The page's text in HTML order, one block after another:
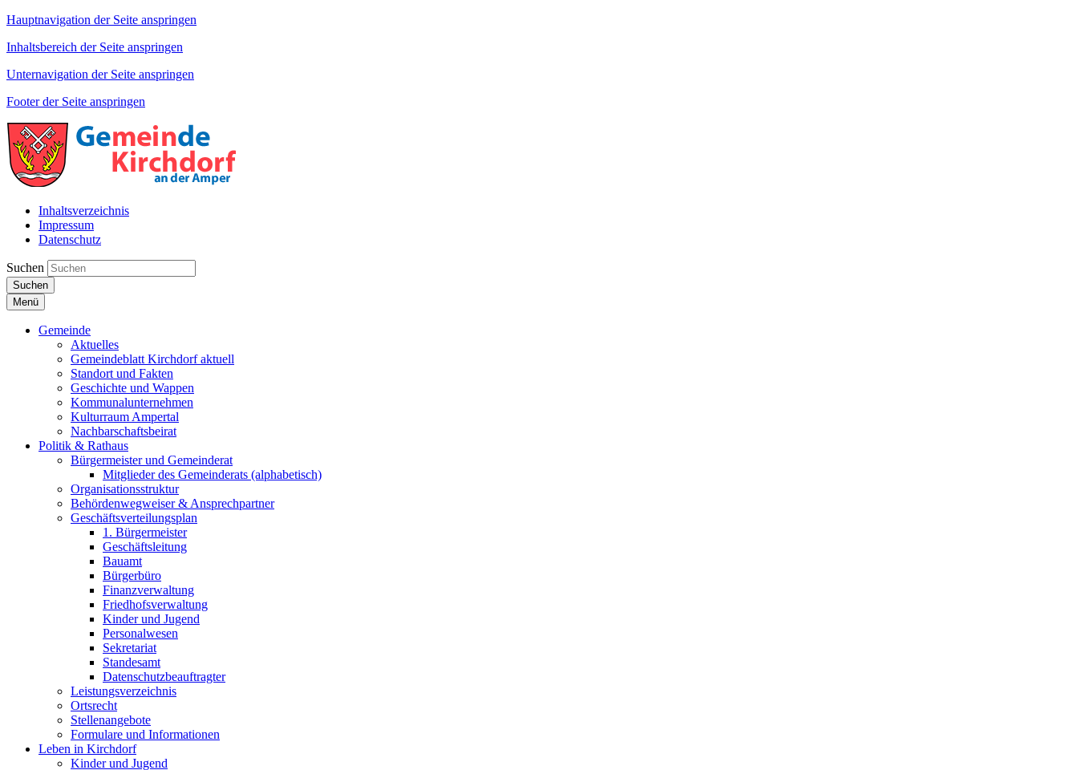
Hauptnavigation der Seite anspringen
Inhaltsbereich der Seite anspringen
Unternavigation der Seite anspringen
Footer der Seite anspringen
Inhaltsverzeichnis
Impressum
Datenschutz
Suchen
Suchen
Menü
Gemeinde
Aktuelles
Gemeindeblatt Kirchdorf aktuell
Standort und Fakten
Geschichte und Wappen
Kommunalunternehmen
Kulturraum Ampertal
Nachbarschaftsbeirat
Politik & Rathaus
Bürgermeister und Gemeinderat
Mitglieder des Gemeinderats (alphabetisch)
Organisationsstruktur
Behördenwegweiser & Ansprechpartner
Geschäftsverteilungsplan
1. Bürgermeister
Geschäftsleitung
Bauamt
Bürgerbüro
Finanzverwaltung
Friedhofsverwaltung
Kinder und Jugend
Personalwesen
Sekretariat
Standesamt
Datenschutzbeauftragter
Leistungsverzeichnis
Ortsrecht
Stellenangebote
Formulare und Informationen
Leben in Kirchdorf
Kinder und Jugend